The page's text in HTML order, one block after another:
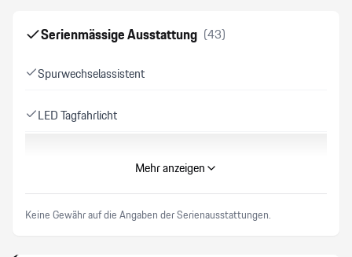
Serienmässige Ausstattung (43)
Spurwechselassistent
LED Tagfahrlicht
ABS Antiblockiersystem
Mehr anzeigen
Keine Gewähr auf die Angaben der Serienausstattungen.